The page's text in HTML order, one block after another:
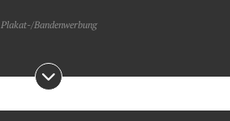
Plakat-/Bandenwerbung